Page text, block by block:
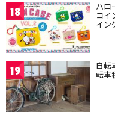
18 ハロ
コイ
イン
19 自転
転車